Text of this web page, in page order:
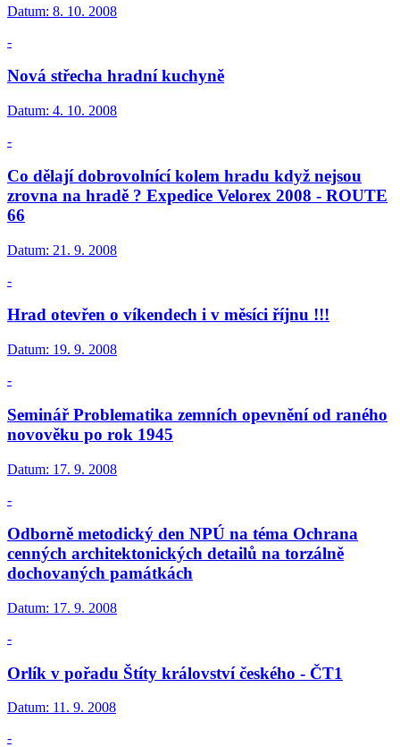
Datum: 8. 10. 2008
-
Nová střecha hradní kuchyně
Datum: 4. 10. 2008
-
Co dělají dobrovolnící kolem hradu když nejsou
zrovna na hradě ? Expedice Velorex 2008 - ROUTE
66
Datum: 21. 9. 2008
-
Hrad otevřen o víkendech i v měsíci říjnu !!!
Datum: 19. 9. 2008
-
Seminář Problematika zemních opevnění od raného
novověku po rok 1945
Datum: 17. 9. 2008
-
Odborně metodický den NPÚ na téma Ochrana
cenných architektonických detailů na torzálně
dochovaných památkách
Datum: 17. 9. 2008
-
Orlík v pořadu Štíty království českého - ČT1
Datum: 11. 9. 2008
-